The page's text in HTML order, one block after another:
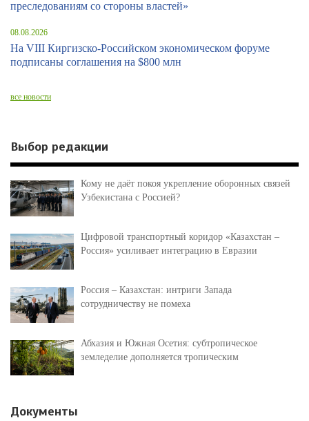
преследованиям со стороны властей»
08.08.2026
На VIII Киргизско-Российском экономическом форуме
подписаны соглашения на $800 млн
все новости
Выбор редакции
Кому не даёт покоя укрепление оборонных связей
Узбекистана с Россией?
Цифровой транспортный коридор «Казахстан –
Россия» усиливает интеграцию в Евразии
Россия – Казахстан: интриги Запада
сотрудничеству не помеха
Абхазия и Южная Осетия: субтропическое
земледелие дополняется тропическим
Документы